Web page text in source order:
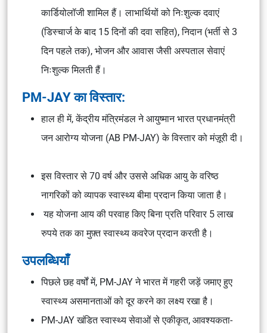
कार्डियोलॉजी शामिल हैं। लाभार्थियों को निःशुल्क दवाएं
(डिस्चार्ज के बाद 15 दिनों की दवा सहित), निदान (भर्ती से 3
दिन पहले तक), भोजन और आवास जैसी अस्पताल सेवाएं
निःशुल्क मिलती हैं।
PM-JAY का विस्तार:
हाल ही में, केंद्रीय मंत्रिमंडल ने आयुष्मान भारत प्रधानमंत्री
जन आरोग्य योजना (AB PM-JAY) के विस्तार को मंज़ूरी दी।
इस विस्तार से 70 वर्ष और उससे अधिक आयु के वरिष्ठ
नागरिकों को व्यापक स्वास्थ्य बीमा प्रदान किया जाता है।
यह योजना आय की परवाह किए बिना प्रति परिवार 5 लाख
रुपये तक का मुफ़्त स्वास्थ्य कवरेज प्रदान करती है।
उपलब्धियाँ
पिछले छह वर्षों में, PM-JAY ने भारत में गहरी जड़ें जमाए हुए
स्वास्थ्य असमानताओं को दूर करने का लक्ष्य रखा है।
PM-JAY खंडित स्वास्थ्य सेवाओं से एकीकृत, आवश्यकता-